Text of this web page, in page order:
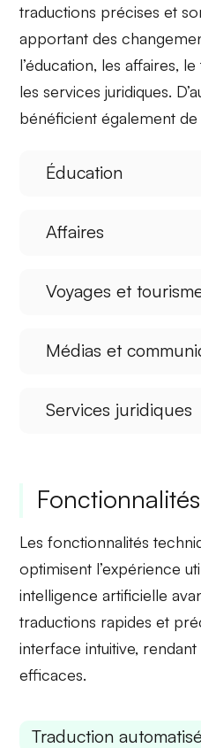
traductions précises et
apportant des
l’éducation, les affaires,
les services juridiques.
bénéficient également de
Éducation
Affaires
Voyages et
Médias et
Services juridiques
Les fonctionnalités
optimisent l’expérience
intelligence artificielle
traductions rapides et
interface intuitive,
efficaces.
Traduction